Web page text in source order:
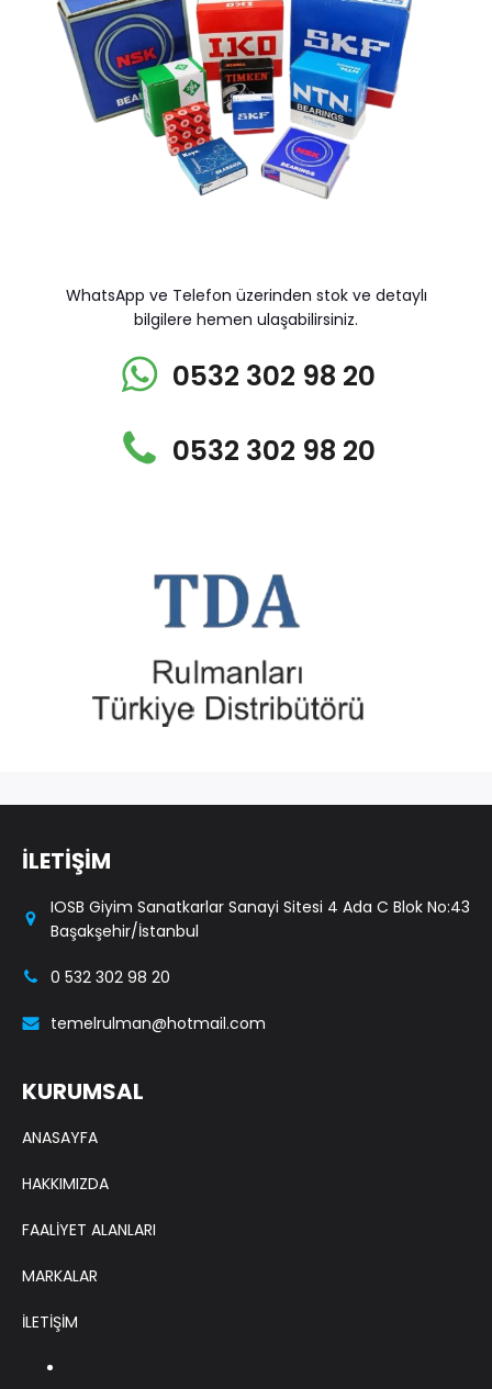
WhatsApp ve Telefon üzerinden stok ve detaylı
bilgilere hemen ulaşabilirsiniz.
0532 302 98 20
0532 302 98 20
İLETİŞİM
IOSB Giyim Sanatkarlar Sanayi Sitesi 4 Ada C Blok No:43
Başakşehir/İstanbul
0 532 302 98 20
temelrulman@hotmail.com
KURUMSAL
ANASAYFA
HAKKIMIZDA
FAALİYET ALANLARI
MARKALAR
İLETİŞİM